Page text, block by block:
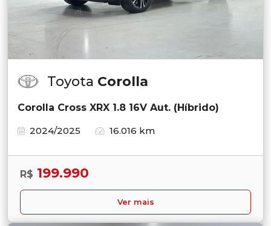
Toyota Corolla
Corolla Cross XRX 1.8 16V Aut. (Híbrido)
2024/2025
16.016 km
R$ 199.990
Ver mais